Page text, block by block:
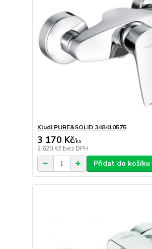
Kludi PURE&SOLID 348410575
3 170 Kč/ks
2 620 Kč bez DPH
Přidat do košíku